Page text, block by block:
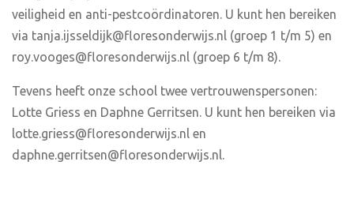
veiligheid en anti-pestcoördinatoren. U kunt hen bereiken
via tanja.ijsseldijk@floresonderwijs.nl (groep 1 t/m 5) en
roy.vooges@floresonderwijs.nl (groep 6 t/m 8).
Tevens heeft onze school twee vertrouwenspersonen:
Lotte Griess en Daphne Gerritsen. U kunt hen bereiken via
lotte.griess@floresonderwijs.nl en
daphne.gerritsen@floresonderwijs.nl.